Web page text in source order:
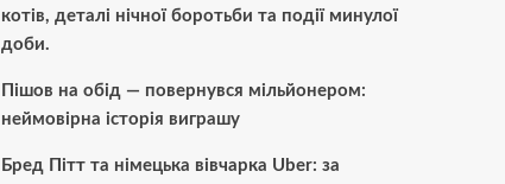
котів, деталі нічної боротьби та події минулої
доби.
Пішов на обід — повернувся мільйонером:
неймовірна історія виграшу
Бред Пітт та німецька вівчарка Uber: за